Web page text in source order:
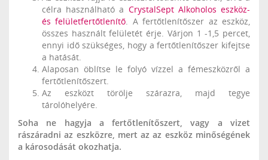
célra használható a CrystalSept Alkoholos eszköz-
és felületfertőtlenítő. A fertőtlenítőszer az eszköz,
összes használt felületét érje. Várjon 1 -1,5 percet,
ennyi idő szükséges, hogy a fertőtlenítőszer kifejtse
a hatását.
Alaposan öblítse le folyó vízzel a fémeszközről a
fertőtlenítőszert.
Az eszközt törölje szárazra, majd tegye
tárolóhelyére.
Soha ne hagyja a fertőtlenítőszert, vagy a vizet
rászáradni az eszközre, mert az az eszköz minőségének
a károsodását okozhatja.